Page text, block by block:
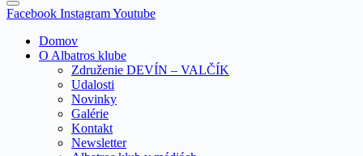
Facebook InstagramYoutube
Domov
O Albatros klube
Združenie DEVÍN – VALČÍK
Udalosti
Novinky
Galérie
Kontakt
Newsletter